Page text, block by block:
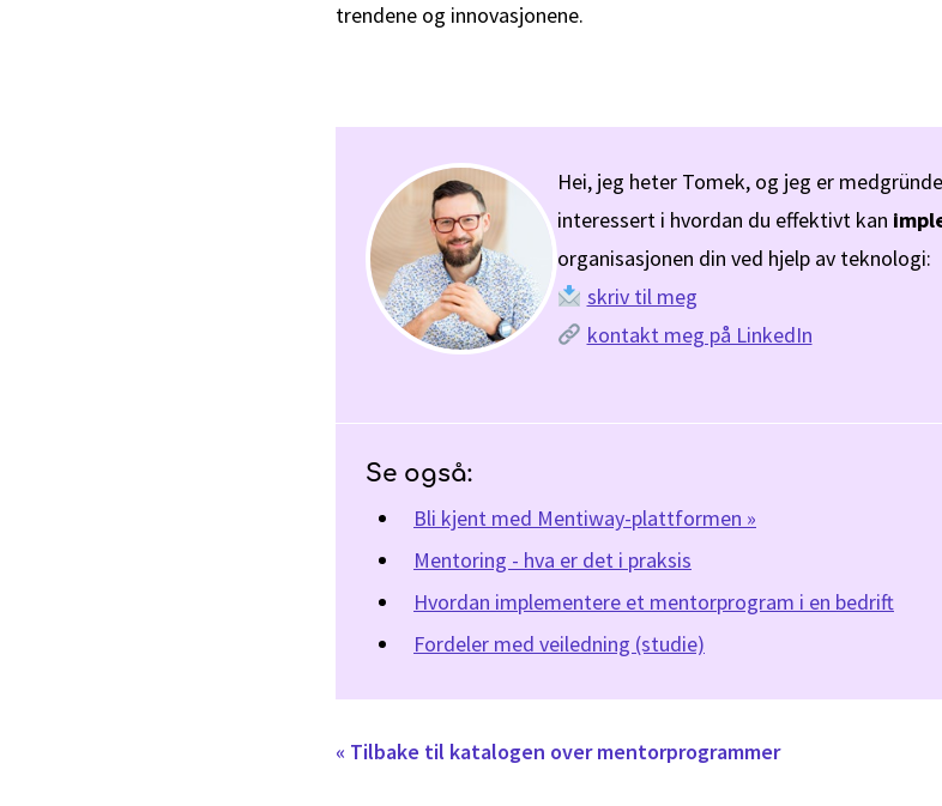
trendene og innovasjonene.
Hei, jeg heter Tomek, og jeg er
interessert i hvordan du effektivt kan
organisasjonen din ved hjelp av teknologi:
skriv til meg
kontakt meg på LinkedIn
Se også:
Bli kjent med Mentiway-plattformen »
Mentoring - hva er det i praksis
Hvordan implementere et mentorprogram i en bedrift
Fordeler med veiledning (studie)
« Tilbake til katalogen over mentorprogrammer